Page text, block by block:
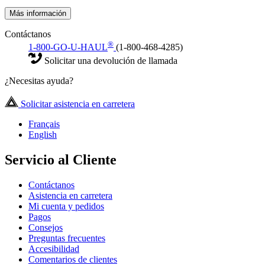
Más información
Contáctanos
1-800-GO-U-HAUL® (1-800-468-4285)
Solicitar una devolución de llamada
¿Necesitas ayuda?
Solicitar asistencia en carretera
Français
English
Servicio al Cliente
Contáctanos
Asistencia en carretera
Mi cuenta y pedidos
Pagos
Consejos
Preguntas frecuentes
Accesibilidad
Comentarios de clientes